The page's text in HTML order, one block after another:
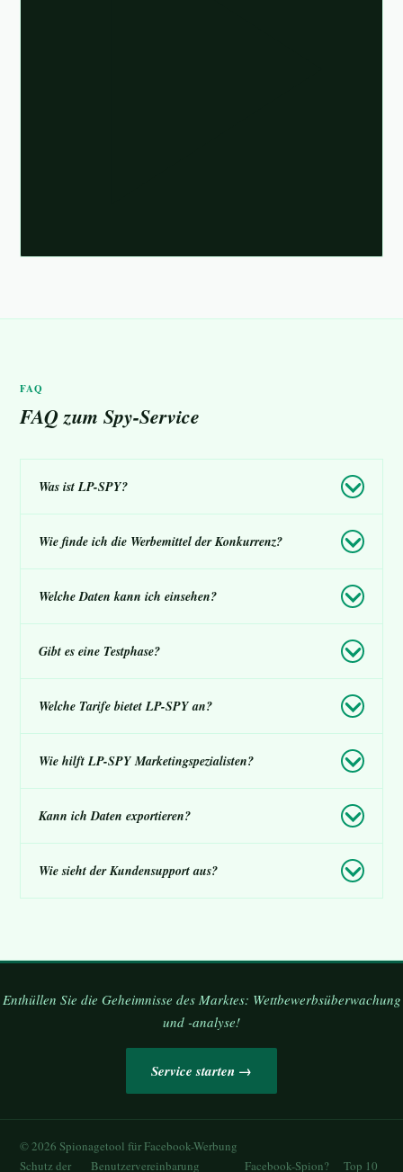
FAQ
FAQ zum Spy-Service
Was ist LP-SPY?
Wie finde ich die Werbemittel der Konkurrenz?
Welche Daten kann ich einsehen?
Gibt es eine Testphase?
Welche Tarife bietet LP-SPY an?
Wie hilft LP-SPY Marketingspezialisten?
Kann ich Daten exportieren?
Wie sieht der Kundensupport aus?
Enthüllen Sie die Geheimnisse des Marktes: Wettbewerbsüberwachung
und -analyse!
Service starten →
©2026 Spionagetool für Facebook-Werbung
Schutz der
Benutzervereinbarung Facebook-Spion? Top 10